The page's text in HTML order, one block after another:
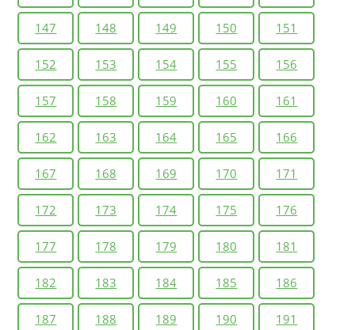
147 148 149 150 151
152 153 154 155 156
157 158 159 160 161
162 163 164 165 166
167 168 169 170 171
172 173 174 175 176
177 178 179 180 181
182 183 184 185 186
187 188 189 190 191